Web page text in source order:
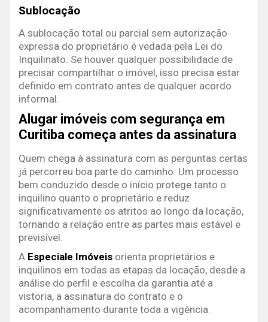
Sublocação
A sublocação total ou parcial sem autorização
expressa do proprietário é vedada pela Lei do
Inquilinato. Se houver qualquer possibilidade de
precisar compartilhar o imóvel, isso precisa estar
definido em contrato antes de qualquer acordo
informal.
Alugar imóveis com segurança em
Curitiba começa antes da assinatura
Quem chega à assinatura com as perguntas certas
já percorreu boa parte do caminho. Um processo
bem conduzido desde o início protege tanto o
inquilino quanto o proprietário e reduz
significativamente os atritos ao longo da locação,
tornando a relação entre as partes mais estável e
previsível.
A Especiale Imóveis orienta proprietários e
inquilinos em todas as etapas da locação, desde a
análise do perfil e escolha da garantia até a
vistoria, a assinatura do contrato e o
acompanhamento durante toda a vigência.